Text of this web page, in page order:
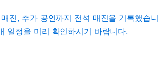
진, 추가 공연까지 전석 매진을 기록했습니
일정을 미리 확인하시기 바랍니다.